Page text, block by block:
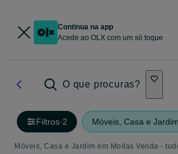
Continua na app
Acede ao OLX com um só toque
O que procuras?
Filtros·2 Móveis, Casa e Jardim